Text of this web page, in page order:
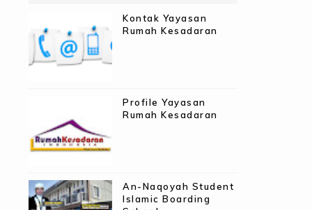
Kontak Yayasan
Rumah Kesadaran
Profile Yayasan
Rumah Kesadaran
An-Naqoyah Student
Islamic Boarding